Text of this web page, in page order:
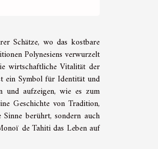
Schätze, wo das kostbare
Polynesiens verwurzelt
wirtschaftliche Vitalität der
ein Symbol für Identität und
und aufzeigen, wie es zum
Geschichte von Tradition,
berührt, sondern auch
de Tahiti das Leben auf